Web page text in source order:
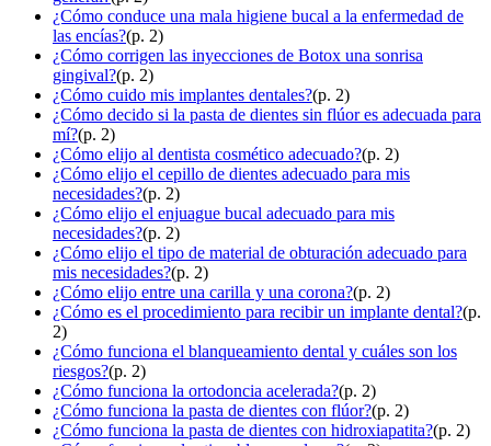
¿Cómo conduce una mala higiene bucal a la enfermedad de
las encías?(p. 2)
¿Cómo corrigen las inyecciones de Botox una sonrisa
gingival?(p. 2)
¿Cómo cuido mis implantes dentales?(p. 2)
¿Cómo decido si la pasta de dientes sin flúor es adecuada para
mí?(p. 2)
¿Cómo elijo al dentista cosmético adecuado?(p. 2)
¿Cómo elijo el cepillo de dientes adecuado para mis
necesidades?(p. 2)
¿Cómo elijo el enjuague bucal adecuado para mis
necesidades?(p. 2)
¿Cómo elijo el tipo de material de obturación adecuado para
mis necesidades?(p. 2)
¿Cómo elijo entre una carilla y una corona?(p. 2)
¿Cómo es el procedimiento para recibir un implante dental?(p.
2)
¿Cómo funciona el blanqueamiento dental y cuáles son los
riesgos?(p. 2)
¿Cómo funciona la ortodoncia acelerada?(p. 2)
¿Cómo funciona la pasta de dientes con flúor?(p. 2)
¿Cómo funciona la pasta de dientes con hidroxiapatita?(p. 2)